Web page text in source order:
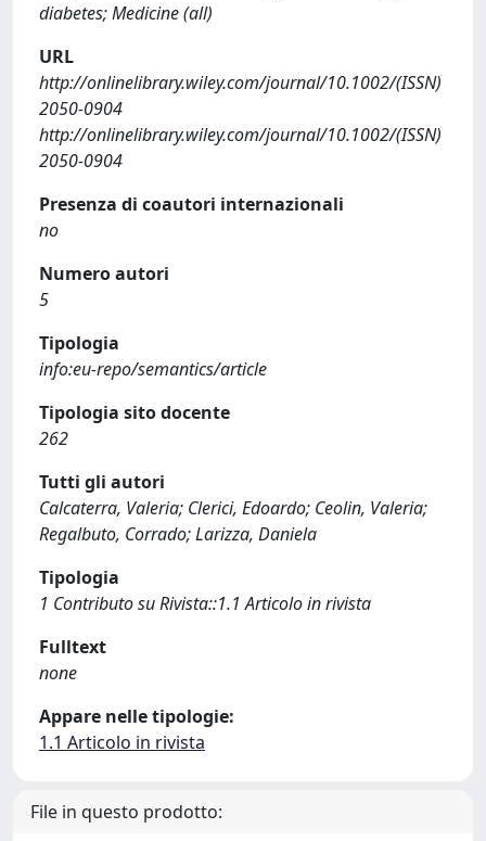
diabetes; Medicine (all)
URL
http://onlinelibrary.wiley.com/journal/10.1002/(ISSN)
2050-0904
http://onlinelibrary.wiley.com/journal/10.1002/(ISSN)
2050-0904
Presenza di coautori internazionali
no
Numero autori
5
Tipologia
info:eu-repo/semantics/article
Tipologia sito docente
262
Tutti gli autori
Calcaterra, Valeria; Clerici, Edoardo; Ceolin, Valeria;
Regalbuto, Corrado; Larizza, Daniela
Tipologia
1 Contributo su Rivista::1.1 Articolo in rivista
Fulltext
none
Appare nelle tipologie:
1.1 Articolo in rivista
File in questo prodotto: